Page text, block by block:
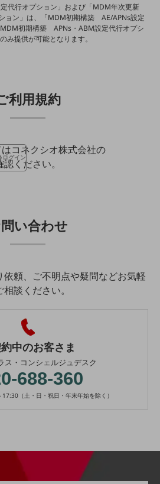
ログイン
ス)
代行オプション」および「MDM年次更新
ョン」は、「MDM初期構築 AE/APNs設定
初期構築 APNs・ABM設定代行オプシ
み提供が可能となります。
利用規約
コネクシオ株式会社の
ください。
い合わせ
頼、ご不明点や疑問などお気軽
相談ください。
中のお客さま
ス・コンシェルジュデスク
688-360
（土・日・祝日・年末年始を除く）